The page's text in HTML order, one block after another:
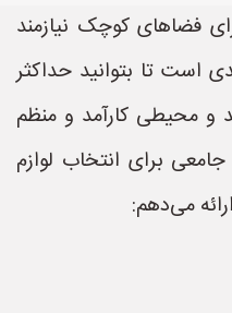
فضاهای کوچک نیازمند
است تا بتوانید حداکثر
و محیطی کارآمد و منظم
جامعی برای انتخاب لوازم
می‌دهم: